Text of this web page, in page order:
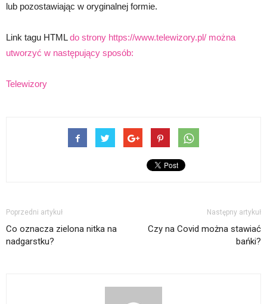
lub pozostawiając w oryginalnej formie.
Link tagu HTMLdo strony https://www.telewizory.pl/ można
utworzyć w następujący sposób:
Telewizory
Poprzedni artykuł
Co oznacza zielona nitka na
nadgarstku?
Następny artykuł
Czy na Covid można stawiać
bańki?